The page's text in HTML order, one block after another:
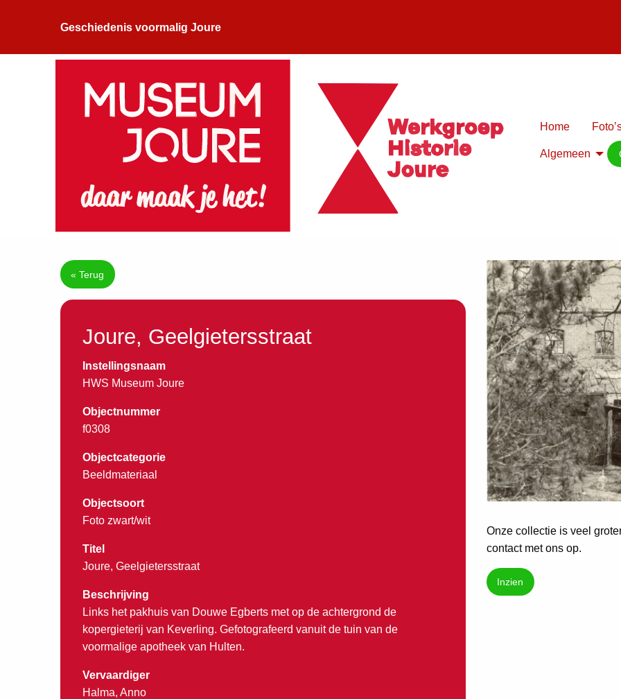
Geschiedenis voormalig Joure
Home
Algemeen
« Terug
Joure, Geelgietersstraat
Instellingsnaam
HWS Museum Joure
Objectnummer
f0308
Objectcategorie
Beeldmateriaal
Objectsoort
Foto zwart/wit
Titel
Joure, Geelgietersstraat
Beschrijving
Links het pakhuis van Douwe Egberts met op de achtergrond de
kopergieterij van Keverling. Gefotografeerd vanuit de tuin van de
voormalige apotheek van Hulten.
Vervaardiger
Halma, Anno
Onze collectie is veel
contact met ons op.
Inzien